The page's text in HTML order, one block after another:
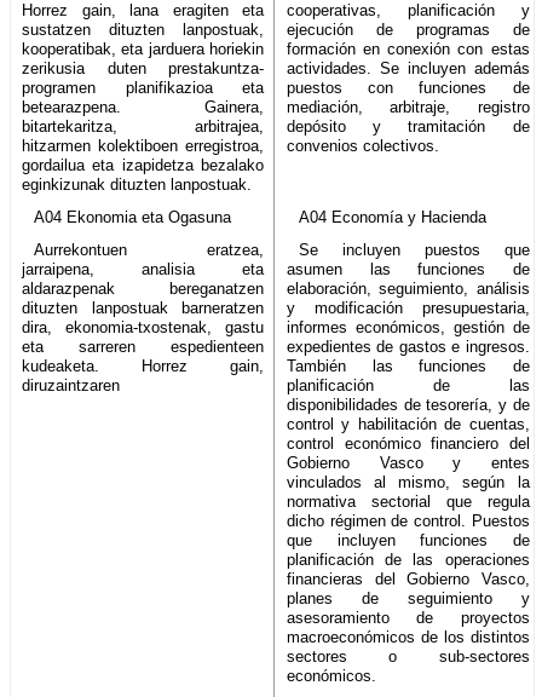
Horrez gain, lana eragiten eta
sustatzen dituzten lanpostuak,
kooperatibak, eta jarduera horiekin
zerikusia duten prestakuntza-
programen planifikazioa eta
betearazpena. Gainera,
bitartekaritza, arbitrajea,
hitzarmen kolektiboen erregistroa,
gordailua eta izapidetza bezalako
eginkizunak dituzten lanpostuak.
cooperativas, planificación y
ejecución de programas de
formación en conexión con estas
actividades. Se incluyen además
puestos con funciones de
mediación, arbitraje, registro
depósito y tramitación de
convenios colectivos.
A04 Ekonomia eta Ogasuna
A04 Economía y Hacienda
Aurrekontuen eratzea,
jarraipena, analisia eta
aldarazpenak bereganatzen
dituzten lanpostuak barneratzen
dira, ekonomia-txostenak, gastu
eta sarreren espedienteen
kudeaketa. Horrez gain,
diruzaintzaren
Se incluyen puestos que
asumen las funciones de
elaboración, seguimiento, análisis
y modificación presupuestaria,
informes económicos, gestión de
expedientes de gastos e ingresos.
También las funciones de
planificación de las
disponibilidades de tesorería, y de
control y habilitación de cuentas,
control económico financiero del
Gobierno Vasco y entes
vinculados al mismo, según la
normativa sectorial que regula
dicho régimen de control. Puestos
que incluyen funciones de
planificación de las operaciones
financieras del Gobierno Vasco,
planes de seguimiento y
asesoramiento de proyectos
macroeconómicos de los distintos
sectores o sub-sectores
económicos.